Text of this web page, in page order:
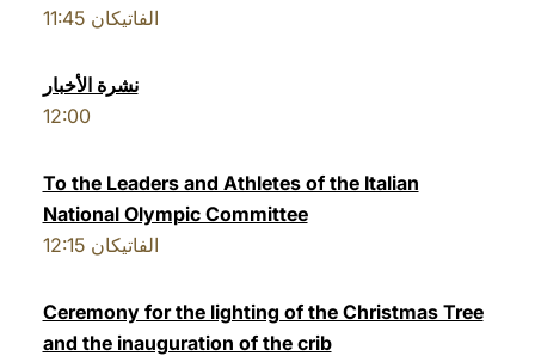
11:45 الفاتيكان
نشرة الأخبار
12:00
To the Leaders and Athletes of the Italian
National Olympic Committee
12:15 الفاتيكان
Ceremony for the lighting of the Christmas Tree
and the inauguration of the crib